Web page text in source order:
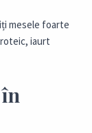
mesele foarte
iaurt